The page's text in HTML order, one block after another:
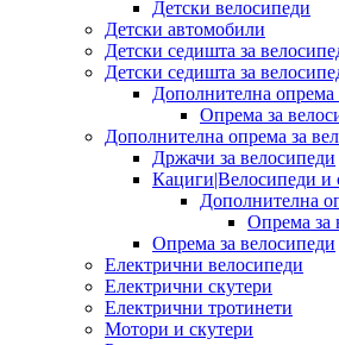
Детски велосипеди
Детски автомобили
Детски седишта за
Детски седишта за
Дополнителна опрема
Опрема за
Дополнителна опрема за
Држачи за велосипеди
Кациги|Велосипеди и
Дополнителна
Опрема за
Опрема за велосипеди
Електрични велосипеди
Електрични скутери
Електрични тротинети
Мотори и скутери